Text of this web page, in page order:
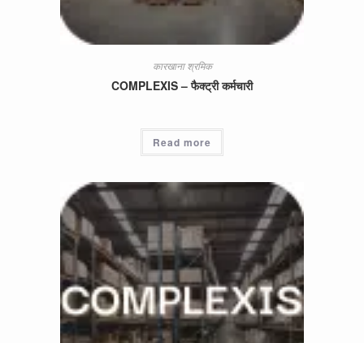
कारखाना श्रमिक
COMPLEXIS – फैक्ट्री कर्मचारी
Read more